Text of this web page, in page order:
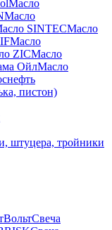
Масло
Масло
SINTECМасло
Масло
ZICМасло
ОйлМасло
пистон)
штуцера, тройники
Свеча